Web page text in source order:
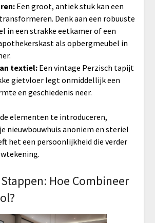
Een groot, antiek stuk kan een
Denk aan een robuuste
in een strakke eetkamer of een
als opbergmeubel in
textiel:Een vintage Perzisch tapijt
gietvloer legt onmiddellijk een
en geschiedenis neer.
elementen te introduceren,
nieuwbouwhuis anoniem en steriel
het een persoonlijkheid die verder
Hoe Combineer